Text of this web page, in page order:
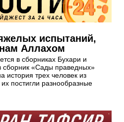
испытаний,
Аллахом
в сборниках Бухари и
«Сады праведных»
история трех человек из
постигли разнообразные